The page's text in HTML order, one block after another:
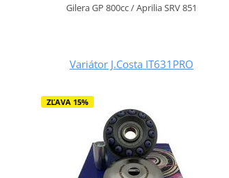
Gilera GP 800cc / Aprilia SRV 851
Variátor J.Costa IT631PRO
ZĽAVA 15%